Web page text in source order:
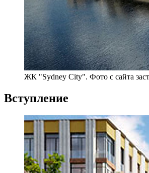
ЖК "Sydney City". Фото с сайта
Вступление